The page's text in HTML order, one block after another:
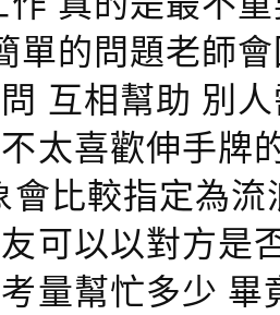
單的問題老師
互相幫助 別
太喜歡伸手牌
會比較指定為
可以以對方是
量幫忙多少